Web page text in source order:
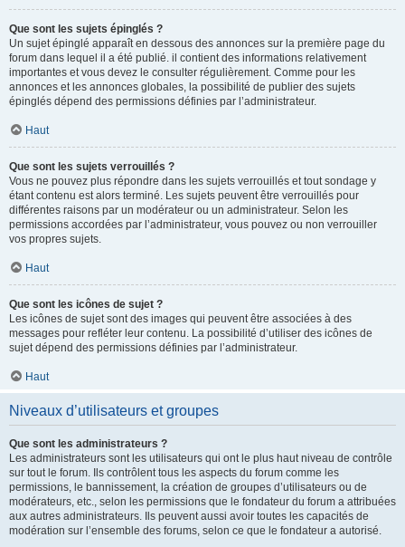
Que sont les sujets épinglés ?
Un sujet épinglé apparaît en dessous des annonces sur la première page du
forum dans lequel il a été publié. il contient des informations relativement
importantes et vous devez le consulter régulièrement. Comme pour les
annonces et les annonces globales, la possibilité de publier des sujets
épinglés dépend des permissions définies par l’administrateur.
Haut
Que sont les sujets verrouillés ?
Vous ne pouvez plus répondre dans les sujets verrouillés et tout sondage y
étant contenu est alors terminé. Les sujets peuvent être verrouillés pour
différentes raisons par un modérateur ou un administrateur. Selon les
permissions accordées par l’administrateur, vous pouvez ou non verrouiller
vos propres sujets.
Haut
Que sont les icônes de sujet ?
Les icônes de sujet sont des images qui peuvent être associées à des
messages pour refléter leur contenu. La possibilité d’utiliser des icônes de
sujet dépend des permissions définies par l’administrateur.
Haut
Niveaux d’utilisateurs et groupes
Que sont les administrateurs ?
Les administrateurs sont les utilisateurs qui ont le plus haut niveau de contrôle
sur tout le forum. Ils contrôlent tous les aspects du forum comme les
permissions, le bannissement, la création de groupes d’utilisateurs ou de
modérateurs, etc., selon les permissions que le fondateur du forum a attribuées
aux autres administrateurs. Ils peuvent aussi avoir toutes les capacités de
modération sur l’ensemble des forums, selon ce que le fondateur a autorisé.